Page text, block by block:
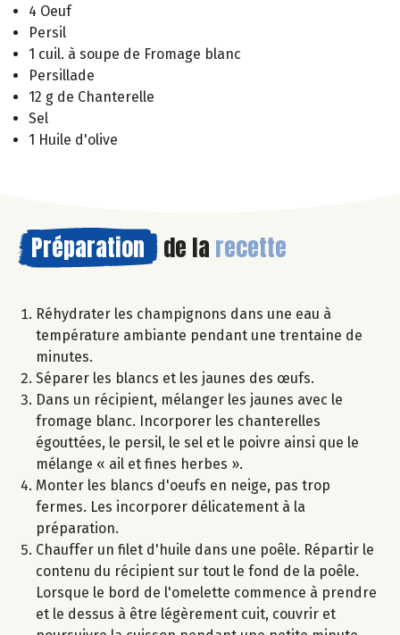
4 Oeuf
Persil
1 cuil. à soupe de Fromage blanc
Persillade
12 g de Chanterelle
Sel
1 Huile d'olive
Préparation de la recette
Réhydrater les champignons dans une eau à
température ambiante pendant une trentaine de
minutes.
Séparer les blancs et les jaunes des œufs.
Dans un récipient, mélanger les jaunes avec le
fromage blanc. Incorporer les chanterelles
égouttées, le persil, le sel et le poivre ainsi que le
mélange « ail et fines herbes ».
Monter les blancs d'oeufs en neige, pas trop
fermes. Les incorporer délicatement à la
préparation.
Chauffer un filet d'huile dans une poêle. Répartir le
contenu du récipient sur tout le fond de la poêle.
Lorsque le bord de l'omelette commence à prendre
et le dessus à être légèrement cuit, couvrir et